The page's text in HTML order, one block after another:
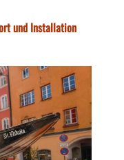
und Installation